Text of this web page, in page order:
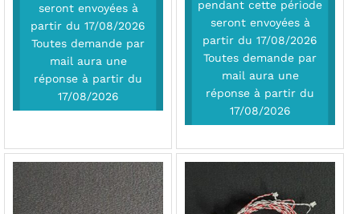
seront envoyées à
partir du 17/08/2026
Toutes demande par
mail aura une
réponse à partir du
17/08/2026
pendant cette période
seront envoyées à
partir du 17/08/2026
Toutes demande par
mail aura une
réponse à partir du
17/08/2026